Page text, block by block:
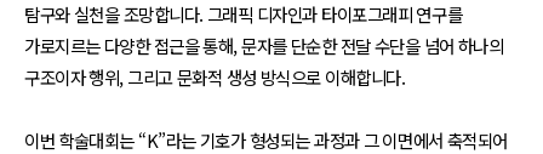
탐구와 실천을 조망합니다. 그래픽 디자인과 타이포그래피 연구를
가로지르는 다양한 접근을 통해, 문자를 단순한 전달 수단을 넘어 하나의
구조이자 행위, 그리고 문화적 생성 방식으로 이해합니다.
이번 학술대회는 “K”라는 기호가 형성되는 과정과 그 이면에서 축적되어